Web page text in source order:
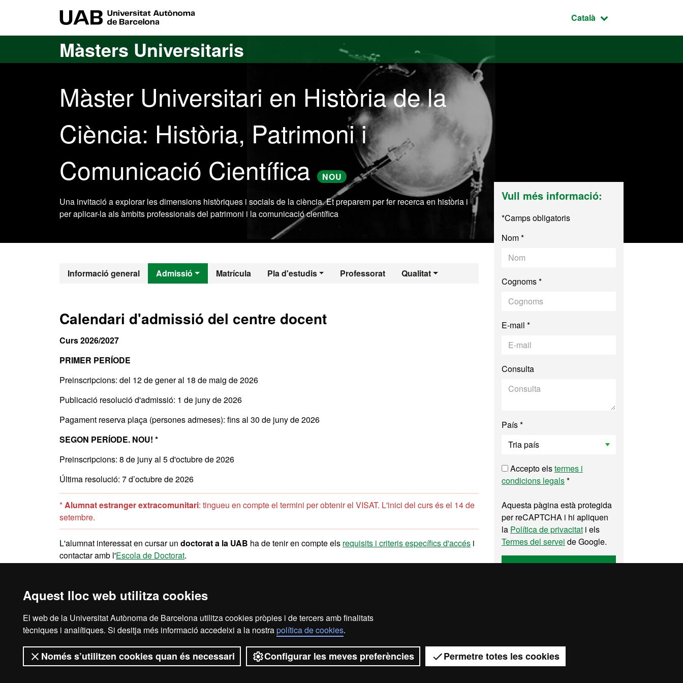
Aquest lloc web utilitza cookies
El web de la Universitat Autònoma de Barcelona utilitza cookies pròpies i de tercers amb finalitats
tècniques i analítiques. Si desitja més informació accedeixi a la nostrapolítica de cookies.
Només s’utilitzen cookies quan és necessari Configurar les meves preferències Permetre totes les cookies
Idioma seleccionat:
Català
Màsters Universitaris
Màster Universitari en Història de la
Ciència: Història, Patrimoni i
Comunicació Científica
NOU
Una invitació a explorar les dimensions històriques i socials de la ciència. Et preparem per fer recerca en història i
per aplicar-la als àmbits professionals del patrimoni i la comunicació científica
Informació general Admissió Matrícula Pla d'estudis Professorat Qualitat
Màster Oficial - Història de la Ciència: Història,
Calendari d'admissió del centre docent
Curs 2026/2027
PRIMER PERÍODE
Preinscripcions: del 12 de gener al 18 de maig de 2026
Publicació resolució d'admissió: 1 de juny de 2026
Pagament reserva plaça (persones admeses): fins al 30 de juny de 2026
SEGON PERÍODE. NOU! *
Preinscripcions: 8 de juny al 5 d'octubre de 2026
Última resolució: 7 d’octubre de 2026
*Alumnat estranger extracomunitari: tingueu en compte el termini per obtenir el VISAT. L'inici del curs és el 14 de
setembre.
L'alumnat interessat en cursar un doctorat a la UAB ha de tenir en compte els requisits i criteris específics d'accés i
contactar amb l'Escola de Doctorat.
Vull més informació:
*Camps obligatoris
Nom *
Cognoms *
E-mail *
Consulta
País *
Accepto elstermes i
condicions legals*
Aquesta pàgina està protegida
per reCAPTCHA i hi apliquen
la Política de privacitat i els
Termes del servei de Google.
Enviar
Avís legal Protecció de dades Sobre el web Accessibilitat web
2026 Universitat Autònoma de Barcelona